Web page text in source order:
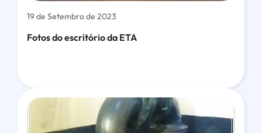
19 de Setembro de 2023
Fotos do escritório da ETA